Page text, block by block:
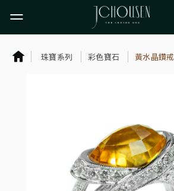
婚嫁系列
關於JCHOUSEN
珠寶系列 彩色寶石 黃水晶鑽戒